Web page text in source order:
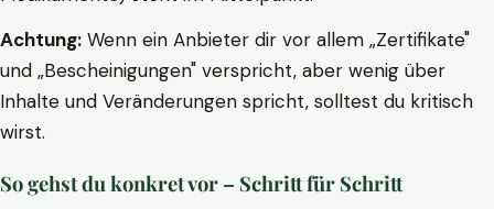
Achtung: Wenn ein Anbieter dir vor allem „Zertifikate"
und „Bescheinigungen" verspricht, aber wenig über
Inhalte und Veränderungen spricht, solltest du kritisch
wirst.
So gehst du konkret vor – Schritt für Schritt